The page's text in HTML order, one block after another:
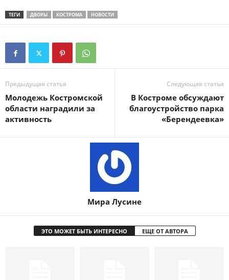
ТЕГИ ДВОРЫ КОСТРОМА НОВОСТИ
Предыдущая статья
Молодежь Костромской
области наградили за
активность
Следующая статья
В Костроме обсуждают
благоустройство парка
«Берендеевка»
Мира Лусине
ЭТО МОЖЕТ БЫТЬ ИНТЕРЕСНО ЕЩЕ ОТ АВТОРА